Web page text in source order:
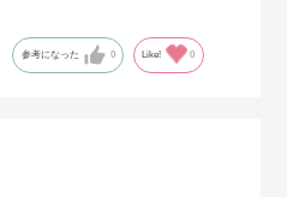
参考になった 0 Like! 0